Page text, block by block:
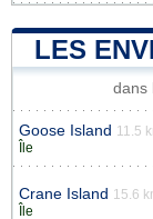
LES
dans
Goose Island 11.5
Île
Crane Island 15.6
Île